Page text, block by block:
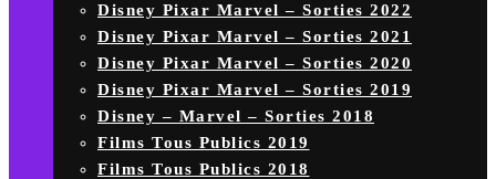
Disney Pixar Marvel – Sorties 2022
Disney Pixar Marvel – Sorties 2021
Disney Pixar Marvel – Sorties 2020
Disney Pixar Marvel – Sorties 2019
Disney – Marvel – Sorties 2018
Films Tous Publics 2019
Films Tous Publics 2018